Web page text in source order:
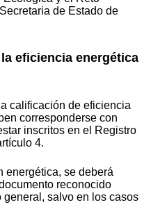
de Estado de
eficiencia energética
calificación de eficiencia
corresponderse con
inscritos en el Registro
4.
energética, se deberá
reconocido
salvo en los casos